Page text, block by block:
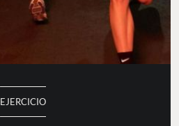
EJERCICIO